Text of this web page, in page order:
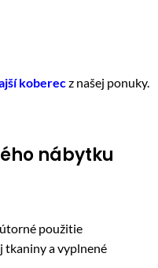
koberecz našej ponuky.
nábytku
použitie
tkaniny a vyplnené